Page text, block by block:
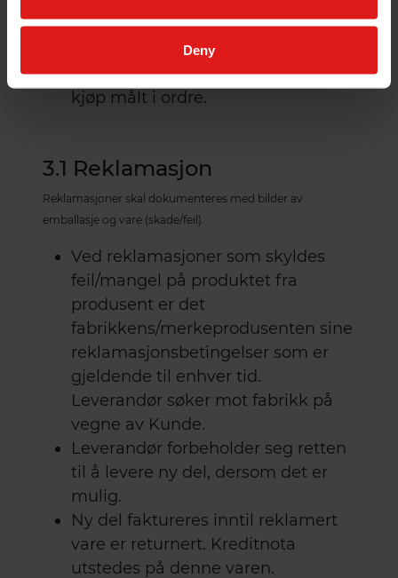
Deny
Leverandøren forbeholder seg
retten til å kreve et returgebyr ved
returer som overgår 10% av årlig
kjøp målt i ordre.
3.1 Reklamasjon
Reklamasjoner skal dokumenteres med bilder av
emballasje og vare (skade/feil).
Ved reklamasjoner som skyldes
feil/mangel på produktet fra
produsent er det
fabrikkens/merkeprodusenten sine
reklamasjonsbetingelser som er
gjeldende til enhver tid.
Leverandør søker mot fabrikk på
vegne av Kunde.
Leverandør forbeholder seg retten
til å levere ny del, dersom det er
mulig.
Ny del faktureres inntil reklamert
vare er returnert. Kreditnota
utstedes på denne varen.